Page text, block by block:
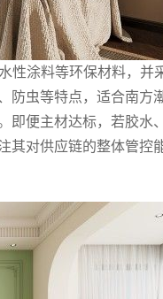
性涂料等环保材料，并
防虫等特点，适合南方
即便主材达标，若胶水
其对供应链的整体管控